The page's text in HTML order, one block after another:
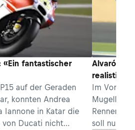
«Ein fantastischer
auf der Geraden
konnten Andrea
Iannone in Katar die
von Ducati nicht
Alvaró
realistisch
Im Vorjahr
Mugello
Rennen
soll nun